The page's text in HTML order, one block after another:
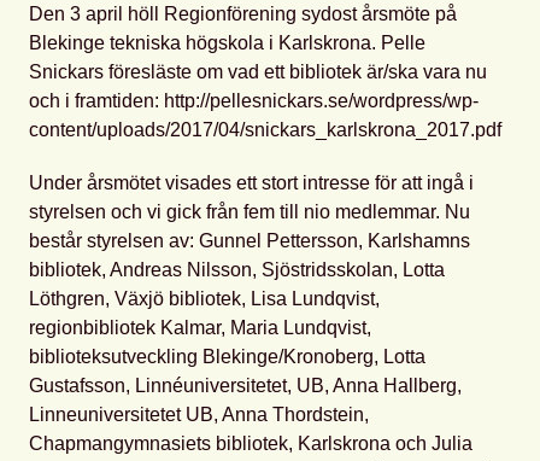
Den 3 april höll Regionförening sydost årsmöte på
Blekinge tekniska högskola i Karlskrona. Pelle
Snickars föresläste om vad ett bibliotek är/ska vara nu
och i framtiden: http://pellesnickars.se/wordpress/wp-
content/uploads/2017/04/snickars_karlskrona_2017.pdf
Under årsmötet visades ett stort intresse för att ingå i
styrelsen och vi gick från fem till nio medlemmar. Nu
består styrelsen av: Gunnel Pettersson, Karlshamns
bibliotek, Andreas Nilsson, Sjöstridsskolan, Lotta
Löthgren, Växjö bibliotek, Lisa Lundqvist,
regionbibliotek Kalmar, Maria Lundqvist,
biblioteksutveckling Blekinge/Kronoberg, Lotta
Gustafsson, Linnéuniversitetet, UB, Anna Hallberg,
Linneuniversitetet UB, Anna Thordstein,
Chapmangymnasiets bibliotek, Karlskrona och Julia